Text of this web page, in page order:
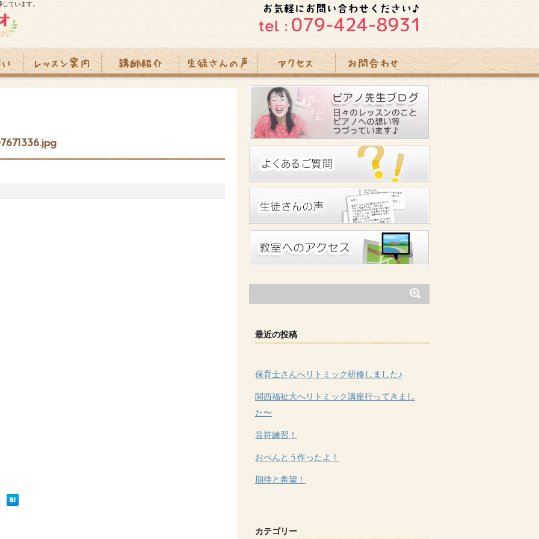
ています。
最近の投稿
保育士さんへリトミック研修しました♪
関西福祉大へリトミック講座行ってきまし
た〜
音符練習！
おべんとう作ったよ！
期待と希望！
カテゴリー